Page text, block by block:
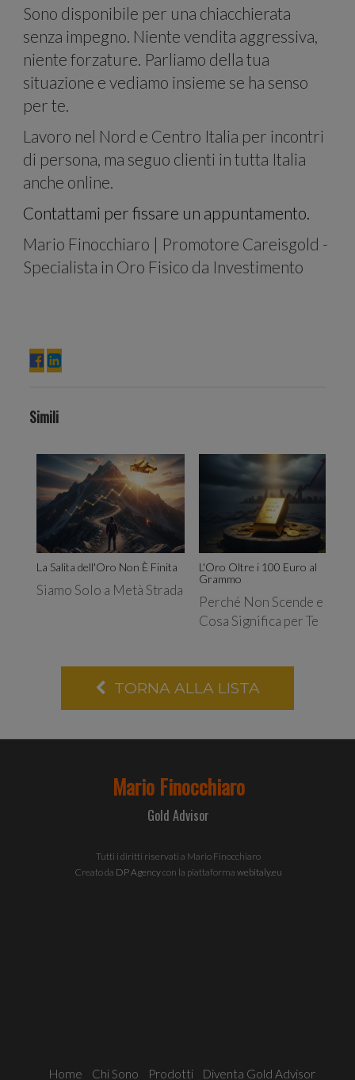
Sono disponibile per una chiacchierata
senza impegno. Niente vendita aggressiva,
niente forzature. Parliamo della tua
situazione e vediamo insieme se ha senso
per te.
Lavoro nel Nord e Centro Italia per incontri
di persona, ma seguo clienti in tutta Italia
anche online.
Contattami per fissare un appuntamento.
Mario Finocchiaro | Promotore Careisgold -
Specialista in Oro Fisico da Investimento
Simili
La Salita dell'Oro Non È Finita
Siamo Solo a Metà Strada
L'Oro Oltre i 100 Euro al
Grammo
Perché Non Scende e
Cosa Significa per Te
TORNA ALLA LISTA
il